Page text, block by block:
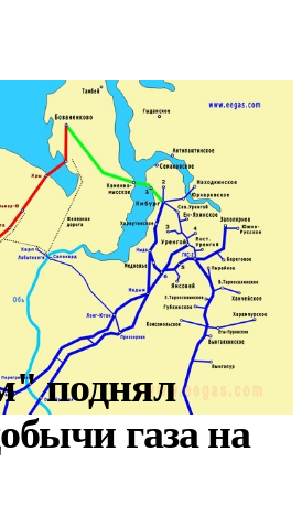
поднял
газа на